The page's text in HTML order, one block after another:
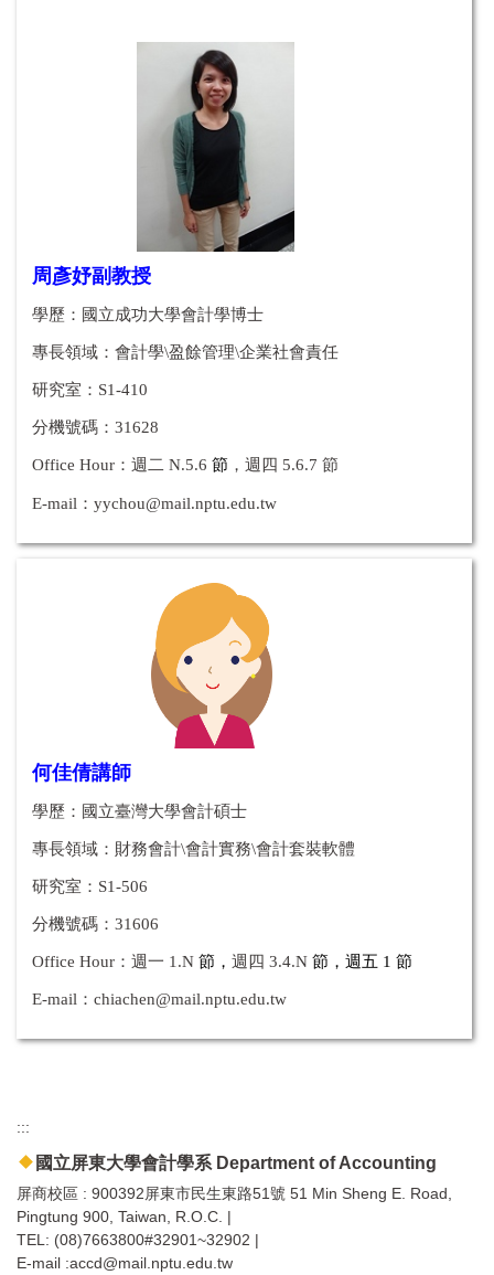
周彥妤副教授
學歷：國立成功大學會計學博士
專長領域：會計學\盈餘管理\企業社會責任
研究室：S1-410
分機號碼：31628
Office Hour ： 週二 N.5.6 節 ，週四 5.6.7 節
E-mail： yychou@mail.nptu.edu.tw
何佳倩講師
學歷：國立臺灣大學會計碩士
專長領域：財務會計\會計實務\會計套裝軟體
研究室：S1-506
分機號碼：31606
Office Hour： 週一 1.N 節， 週四 3.4.N 節，週五 1 節
E-mail： chiachen@mail.nptu.edu.tw
:::
國立屏東大學會計學系 Department of Accounting
屏商校區 : 900392屏東市民生東路51號 51 Min Sheng E. Road,
Pingtung 900, Taiwan, R.O.C. |
TEL: (08)7663800#32901~32902 |
E-mail :accd@mail.nptu.edu.tw